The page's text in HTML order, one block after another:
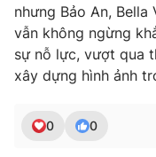
nhưng Bảo An,
vẫn không ngừng
sự nỗ lực, vượt qua
xây dựng hình ảnh
0 0